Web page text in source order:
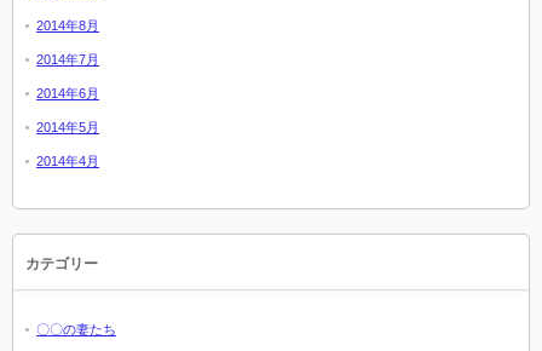
2014年8月
2014年7月
2014年6月
2014年5月
2014年4月
カテゴリー
〇〇の妻たち